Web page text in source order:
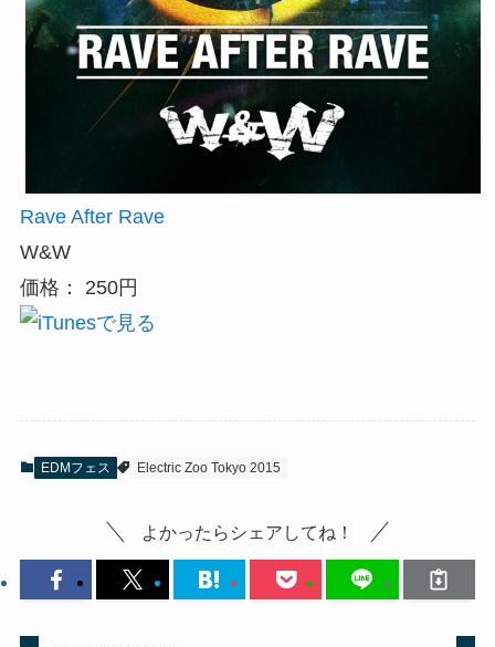
Rave After Rave
W&W
価格： 250円
EDMフェス Electric Zoo Tokyo 2015
よかったらシェアしてね！